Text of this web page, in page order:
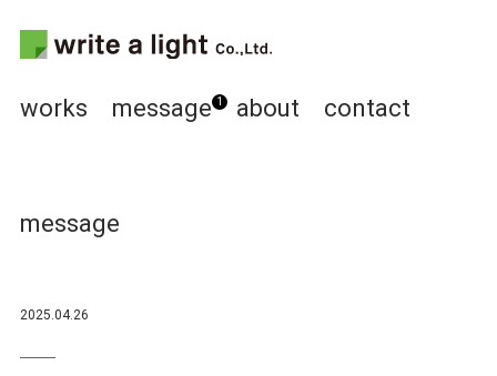
works message 1 about contact
message
2025.04.26